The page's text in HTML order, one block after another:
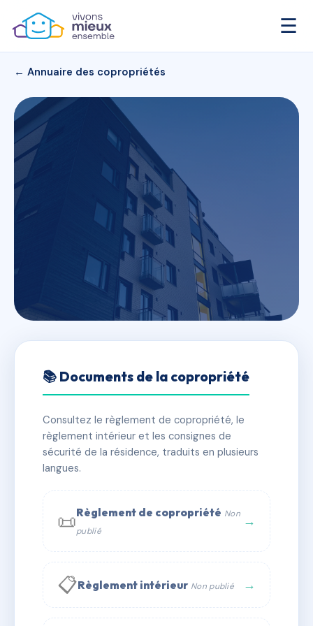
☰
← Annuaire des copropriétés
VILLAS TAMARIS
✓ Immatriculée 🏠 40 lots 🏗 1 bâtiment(s)
📞 Contacter Syndic Digital
📚 Documents de la copropriété
Consultez le règlement de copropriété, le
règlement intérieur et les consignes de
sécurité de la résidence, traduits en plusieurs
langues.
📜Règlement de copropriété Non
publié
→
📋Règlement intérieur Non publié →